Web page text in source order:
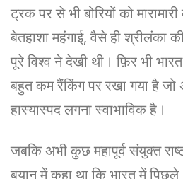
ट्रक पर से भी बोरियों को
बेतहाशा महंगाई, वैसे ही श्रीलंका
पूरे विश्व ने देखी थी। फ़िर भी
बहुत कम रैंकिंग पर रखा गया है
हास्यास्पद लगना स्वाभाविक है।
जबकि अभी कुछ महापूर्व संयुक्त
बयान में कहा था कि भारत में